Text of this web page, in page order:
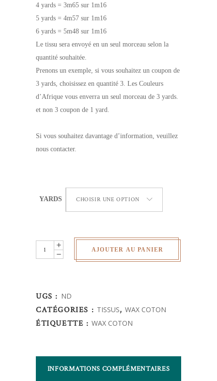
4 yards = 3m65 sur 1m16
5 yards = 4m57 sur 1m16
6 yards = 5m48 sur 1m16
Le tissu sera envoyé en un seul morceau selon la
quantité souhaitée.
Prenons un exemple, si vous souhaitez un coupon de
3 yards, choisissez en quantité 3. Les Couleurs
d’Afrique vous enverra un seul morceau de 3 yards.
et non 3 coupon de 1 yard.
Si vous souhaitez davantage d’information, veuillez
nous contacter.
YARDS CHOISIR UNE OPTION
Wax
Africain
quantity
AJOUTER AU PANIER
UGS : ND
CATÉGORIES : TISSUS,WAX COTON
ÉTIQUETTE :WAX COTON
INFORMATIONS COMPLÉMENTAIRES